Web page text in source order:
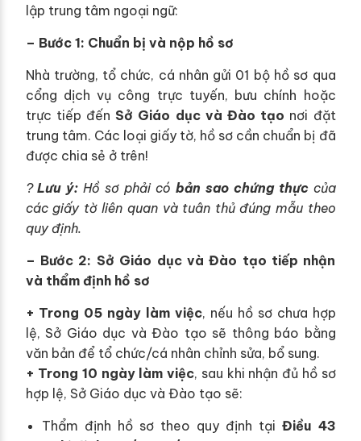
lập trung tâm ngoại ngữ:
– Bước 1: Chuẩn bị và nộp hồ sơ
Nhà trường, tổ chức, cá nhân gửi 01 bộ hồ sơ qua
cổng dịch vụ công trực tuyến, bưu chính hoặc
trực tiếp đến Sở Giáo dục và Đào tạo nơi đặt
trung tâm. Các loại giấy tờ, hồ sơ cần chuẩn bị đã
được chia sẻ ở trên!
?Lưu ý: Hồ sơ phải có bản sao chứng thựccủa
các giấy tờ liên quan và tuân thủ đúng mẫu theo
quy định.
– Bước 2: Sở Giáo dục và Đào tạo tiếp nhận
và thẩm định hồ sơ
+ Trong 05 ngày làm việc, nếu hồ sơ chưa hợp
lệ, Sở Giáo dục và Đào tạo sẽ thông báo bằng
văn bản để tổ chức/cá nhân chỉnh sửa, bổ sung.
+ Trong 10 ngày làm việc, sau khi nhận đủ hồ sơ
hợp lệ, Sở Giáo dục và Đào tạo sẽ:
Thẩm định hồ sơ theo quy định tạiĐiều 43